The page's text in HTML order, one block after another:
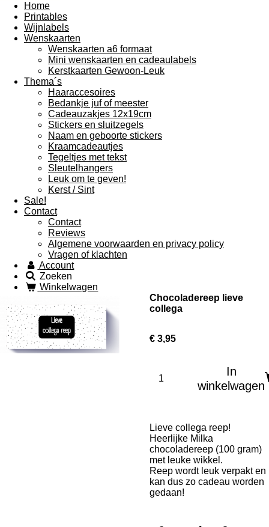
Home
Printables
Wijnlabels
Wenskaarten
Wenskaarten a6 formaat
Mini wenskaarten en cadeaulabels
Kerstkaarten Gewoon-Leuk
Thema´s
Haaraccesoires
Bedankje juf of meester
Cadeauzakjes 12x19cm
Stickers en sluitzegels
Naam en geboorte stickers
Kraamcadeautjes
Tegeltjes met tekst
Sleutelhangers
Leuk om te geven!
Kerst / Sint
Sale!
Contact
Contact
Reviews
Algemene voorwaarden en privacy policy
Vragen of klachten
Account
Zoeken
Winkelwagen
Chocoladereep lieve
collega
€ 3,95
In
winkelwagen
Lieve collega reep!
Heerlijke Milka
chocoladereep (100 gram)
met leuke wikkel.
Reep wordt leuk verpakt en
kan dus zo cadeau worden
gedaan!